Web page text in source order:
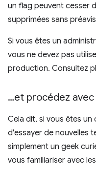
un flag peuvent cesser
supprimées sans
Si vous êtes un
vous ne devez pas
production. Consultez
…et procédez
Cela dit, si vous êtes
d'essayer de nouvelles
simplement un geek
vous familiariser avec